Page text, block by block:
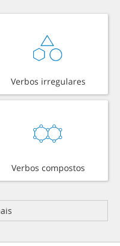
Verbos irregulares
Verbos compostos